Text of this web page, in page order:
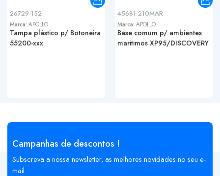
26729-152
Marca: APOLLO
Tampa plástico p/ Botoneira
55200-xxx
45681-210MAR
Marca: APOLLO
Base comum p/ ambientes
maritimos XP95/DISCOVERY
Campanhas de descontos !
Subscreva a nossa newsletter, as melhores novidades no seu e-
mail